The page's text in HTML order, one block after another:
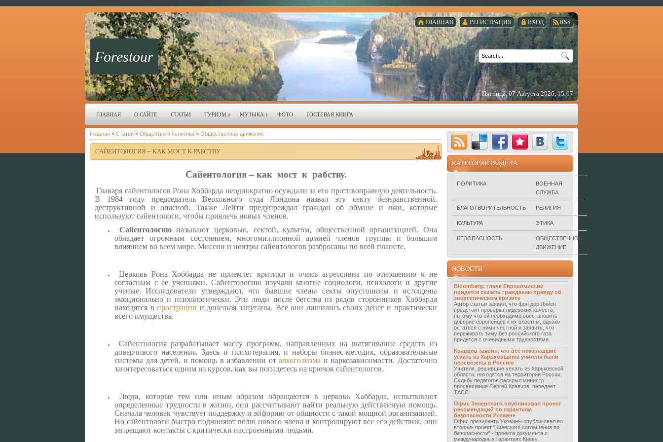
RSS
ВХОД
РЕГИСТРАЦИЯ
ГЛАВНАЯ
Forestour
Пятница, 07 Августа 2026, 15:07
ГЛАВНАЯ О САЙТЕ СТАТЬИ ТУРИЗМ МУЗЫКА ФОТО ГОСТЕВАЯ КНИГА
Главная » Статьи » Общество и политика » Общественное движение
САЙЕНТОЛОГИЯ – КАК МОСТ К РАБСТВУ
Сайентология – как мост к рабству.
Главаря сайентологов Рона Хоббарда неоднократно осуждали за его противоправную деятельность.
В 1984 году председатель Верховного суда Лондона назвал эту секту безнравственной,
деструктивной и опасной. Также Лейти предупреждал граждан об обмане и лжи, которые
используют сайентологи, чтобы привлечь новых членов.
Сайентологиюназывают церковью, сектой, культом, общественной организацией. Она
обладает огромным состоянием, многомиллионной армией членов группы и большим
влиянием во всем мире. Миссии и центры сайентологов разбросаны по всей планете.
Церковь Рона Хоббарда не приемлет критики и очень агрессивна по отношению к не
согласным с ее учениями. Сайентологию изучали многие социологи, психологи и другие
ученые. Исследователи утверждают, что бывшие члены секты опустошены и истощены
эмоционально и психологически. Эти люди после бегства из рядов сторонников Хоббарда
находятся впрострации и донельзя запуганы. Все они лишились своих денег и практически
всего имущества.
Сайентология разрабатывает массу программ, направленных на вытягивание средств из
доверчивого населения. Здесь и психотерапия, и наборы бизнес-методик, образовательные
системы для детей, и помощь в избавлении оталкоголизма и наркозависимости. Достаточно
заинтересоваться одним из курсов, как вы попадетесь на крючок сайентологов.
Люди, которые тем или иным образом обращаются в церковь Хаббарда, испытывают
определенные трудности в жизни, они рассчитывают найти реальную действенную помощь.
Сначала человек чувствует поддержку и эйфорию от общности с такой мощной организацией.
Но сайентологи быстро подчиняют волю нового члена и контролируют все его действия, они
запрещают контакты с критически настроенными людьми.
КАТЕГОРИИ РАЗДЕЛА
ПОЛИТИКА
ВОЕННАЯ
СЛУЖБА
БЛАГОТВОРИТЕЛЬНОСТЬ РЕЛИГИЯ
КУЛЬТУРА ЭТИКА
БЕЗОПАСНОСТЬ
ОБЩЕСТВЕННОЕ
ДВИЖЕНИЕ
НОВОСТИ
Bloomberg: главе Еврокомиссии
придется сказать гражданам правду об
энергетическом кризисе
Автор статьи заявил, что фон дер Ляйен
предстоит проверка лидерских качеств,
потому что ей необходимо восстановить
доверие европейцев к их властям, однако
остаться с ними честной и заявить, что
переживать зиму без российского газа
придется с очевидными трудностями.
Кравцов заявил, что все пожелавшие
уехать из Харьковщины учителя были
перевезены в Россию
Учителя, решившие уехать из Харьковской
области, находятся на территории России.
Судьбу педагогов раскрыл министр
просвещения Сергей Кравцов, передает
ТАСС.
Офис Зеленского опубликовал проект
рекомендаций по гарантиям
безопасности Украине
Офис президента Украины опубликовал во
вторник проект "Киевского соглашения по
безопасности" - проекта документа о
международных гарантиях Киеву.